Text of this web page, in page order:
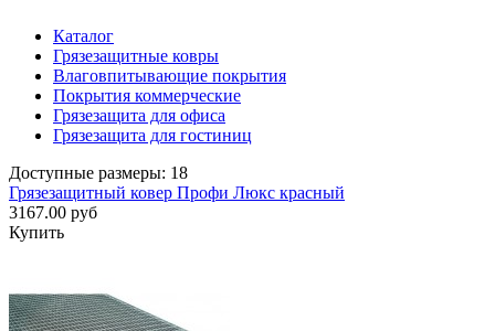
Каталог
Грязезащитные ковры
Влаговпитывающие покрытия
Покрытия коммерческие
Грязезащита для офиса
Грязезащита для гостиниц
Доступные размеры: 18
Грязезащитный ковер Профи Люкс красный
3167.00 руб
Купить